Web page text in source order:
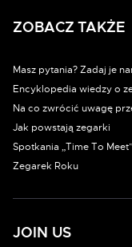
ZOBACZ TAKŻE
Masz pytania? Zadaj je
Encyklopedia wiedzy o
Na co zwrócić uwagę
Jak powstają zegarki
Spotkania „Time To Meet”
Zegarek Roku
JOIN US